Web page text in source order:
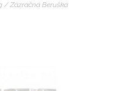
/ Zázračná Beruška